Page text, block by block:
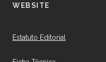
WEBSITE
Estatuto Editorial